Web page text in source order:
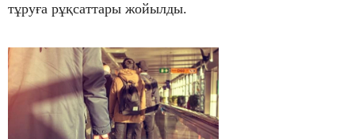
тұруға рұқсаттары жойылды.​